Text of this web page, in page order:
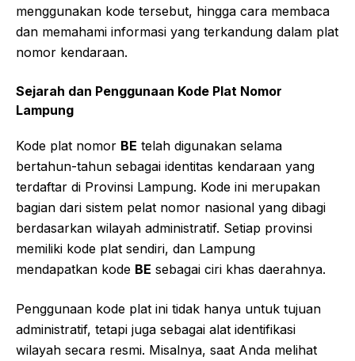
menggunakan kode tersebut, hingga cara membaca
dan memahami informasi yang terkandung dalam plat
nomor kendaraan.
Sejarah dan Penggunaan Kode Plat Nomor
Lampung
Kode plat nomor BE telah digunakan selama
bertahun-tahun sebagai identitas kendaraan yang
terdaftar di Provinsi Lampung. Kode ini merupakan
bagian dari sistem pelat nomor nasional yang dibagi
berdasarkan wilayah administratif. Setiap provinsi
memiliki kode plat sendiri, dan Lampung
mendapatkan kode BE sebagai ciri khas daerahnya.
Penggunaan kode plat ini tidak hanya untuk tujuan
administratif, tetapi juga sebagai alat identifikasi
wilayah secara resmi. Misalnya, saat Anda melihat